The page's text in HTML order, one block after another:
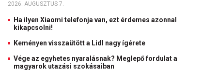
2026. AUGUSZTUS 7.
Ha ilyen Xiaomi telefonja van, ezt érdemes azonnal
kikapcsolni!
Keményen visszaütött a Lidl nagy ígérete
Vége az egyhetes nyaralásnak? Meglepő fordulat a
magyarok utazási szokásaiban